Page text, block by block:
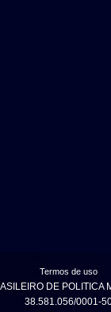
Termos de uso
DE POLITICA
38.581.056/0001-